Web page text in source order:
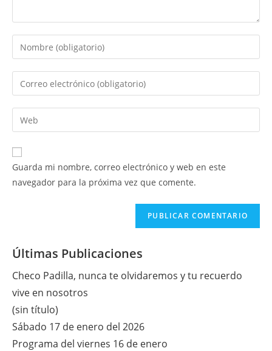
Introduce
tu
nombre
de
usuario
para
comentar
Introduce
tu
dirección
de
electrónico
para
comentar
Introduce
la
URL
de
Guarda mi nombre, correo electrónico y web en este
navegador para la próxima vez que comente.
Últimas Publicaciones
Checo Padilla, nunca te olvidaremos y tu recuerdo
vive en nosotros
(sin título)
Sábado 17 de enero del 2026
Programa del viernes 16 de enero